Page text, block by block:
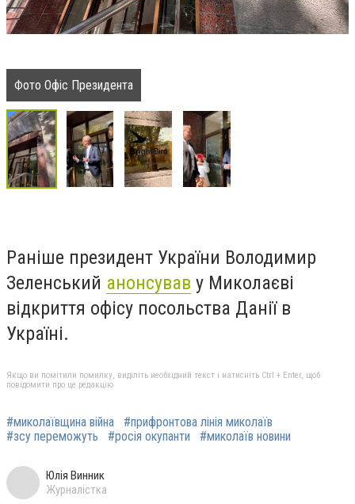
Фото Офіс Президента
Раніше президент України Володимир
Зеленський анонсував у Миколаєві
відкриття офісу посольства Данії в
Україні.
Якщо ви помітили помилку, виділіть необхідний текст і натисніть Ctrl + Enter, щоб
повідомити про це редакцію
#миколаївщина війна
#прифронтова лінія миколаїв
#зсу переможуть
#росія окупанти #миколаїв новини
Юлія Винник
Журналістка